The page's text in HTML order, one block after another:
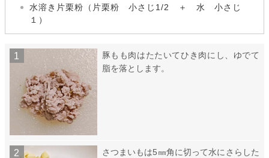
水溶き片栗粉（片栗粉 小さじ1/2 ＋ 水 小さじ
１）
豚もも肉はたたいてひき肉にし、ゆでて
脂を落とします。
さつまいもは5㎜角に切って水にさらした